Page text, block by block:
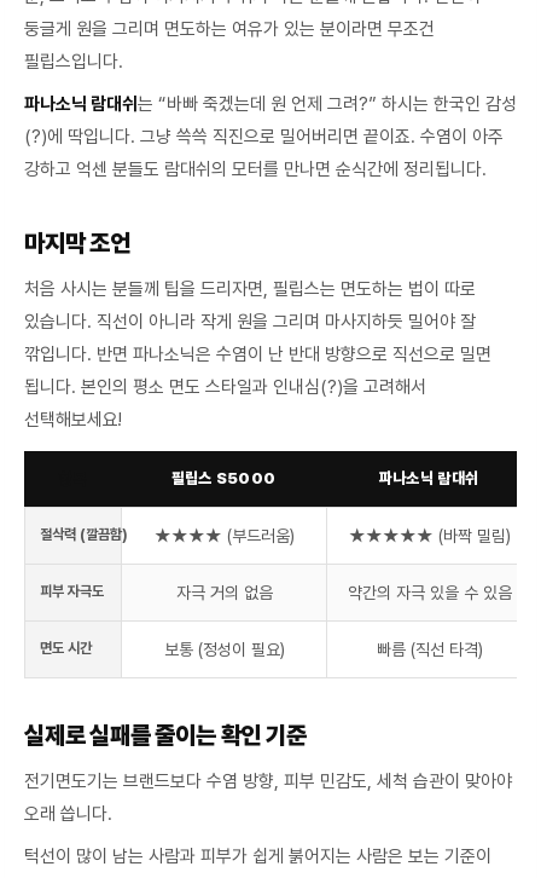
둥글게 원을 그리며 면도하는 여유가 있는 분이라면 무조건
필립스입니다.
파나소닉 람대쉬는 “바빠 죽겠는데 원 언제 그려?” 하시는 한국인 감성
(?)에 딱입니다. 그냥 쓱쓱 직진으로 밀어버리면 끝이죠. 수염이 아주
강하고 억센 분들도 람대쉬의 모터를 만나면 순식간에 정리됩니다.
마지막 조언
처음 사시는 분들께 팁을 드리자면, 필립스는 면도하는 법이 따로
있습니다. 직선이 아니라 작게 원을 그리며 마사지하듯 밀어야 잘
깎입니다. 반면 파나소닉은 수염이 난 반대 방향으로 직선으로 밀면
됩니다. 본인의 평소 면도 스타일과 인내심(?)을 고려해서
선택해보세요!
필립스 S5000 파나소닉 람대쉬
절삭력 (깔끔함) ★★★★ (부드러움) ★★★★★ (바짝 밀림)
피부 자극도 자극 거의 없음 약간의 자극 있을 수 있음
면도 시간 보통 (정성이 필요) 빠름 (직선 타격)
실제로 실패를 줄이는 확인 기준
전기면도기는 브랜드보다 수염 방향, 피부 민감도, 세척 습관이 맞아야
오래 씁니다.
턱선이 많이 남는 사람과 피부가 쉽게 붉어지는 사람은 보는 기준이